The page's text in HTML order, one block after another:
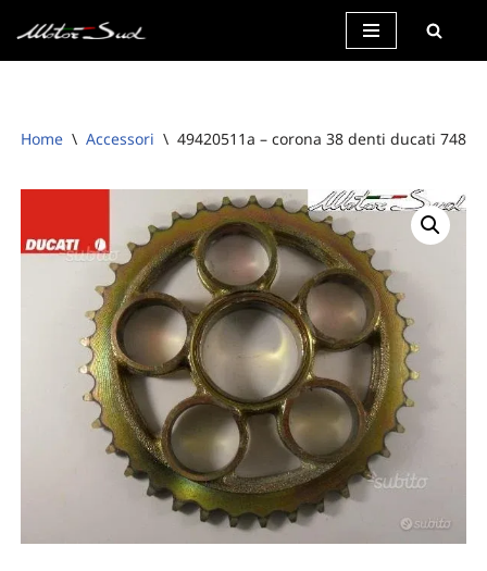
Vai
Home \ Accessori \ 49420511a – corona 38 denti ducati 748